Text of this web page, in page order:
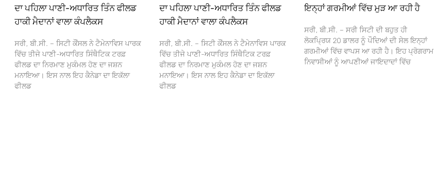
ਦਾ ਪਹਿਲਾ ਪਾਣੀ-ਅਧਾਰਿਤ ਤਿੰਨ ਫੀਲਡ
ਹਾਕੀ ਮੈਦਾਨਾਂ ਵਾਲਾ ਕੰਪਲੈਕਸ
ਸਰੀ, ਬੀ.ਸੀ. – ਸਿਟੀ ਕੌਂਸਲ ਨੇ ਟੈਮੇਨਾਵਿਸ ਪਾਰਕ
ਵਿੱਚ ਤੀਜੇ ਪਾਣੀ-ਅਧਾਰਿਤ ਸਿੰਥੈਟਿਕ ਟਰਫ਼
ਫੀਲਡ ਦਾ ਨਿਰਮਾਣ ਮੁਕੰਮਲ ਹੋਣ ਦਾ ਜਸ਼ਨ
ਮਨਾਇਆ। ਇਸ ਨਾਲ ਇਹ ਕੈਨੇਡਾ ਦਾ ਇਕੱਲਾ
ਫੀਲਡ
ਦਾ ਪਹਿਲਾ ਪਾਣੀ-ਅਧਾਰਿਤ ਤਿੰਨ ਫੀਲਡ
ਹਾਕੀ ਮੈਦਾਨਾਂ ਵਾਲਾ ਕੰਪਲੈਕਸ
ਸਰੀ, ਬੀ.ਸੀ. – ਸਿਟੀ ਕੌਂਸਲ ਨੇ ਟੈਮੇਨਾਵਿਸ ਪਾਰਕ
ਵਿੱਚ ਤੀਜੇ ਪਾਣੀ-ਅਧਾਰਿਤ ਸਿੰਥੈਟਿਕ ਟਰਫ਼
ਫੀਲਡ ਦਾ ਨਿਰਮਾਣ ਮੁਕੰਮਲ ਹੋਣ ਦਾ ਜਸ਼ਨ
ਮਨਾਇਆ। ਇਸ ਨਾਲ ਇਹ ਕੈਨੇਡਾ ਦਾ ਇਕੱਲਾ
ਫੀਲਡ
ਇਨ੍ਹਾਂ ਗਰਮੀਆਂ ਵਿੱਚ ਮੁੜ ਆ ਰਹੀ ਹੈ
ਸਰੀ, ਬੀ.ਸੀ. – ਸਰੀ ਸਿਟੀ ਦੀ ਬਹੁਤ ਹੀ
ਲੋਕਪ੍ਰਿਯ 20 ਡਾਲਰ ਨੂੰ ਪੌਦਿਆਂ ਦੀ ਸੇਲ ਇਨ੍ਹਾਂ
ਗਰਮੀਆਂ ਵਿੱਚ ਵਾਪਸ ਆ ਰਹੀ ਹੈ। ਇਹ ਪ੍ਰੋਗਰਾਮ
ਨਿਵਾਸੀਆਂ ਨੂੰ ਆਪਣੀਆਂ ਜਾਇਦਾਦਾਂ ਵਿੱਚ